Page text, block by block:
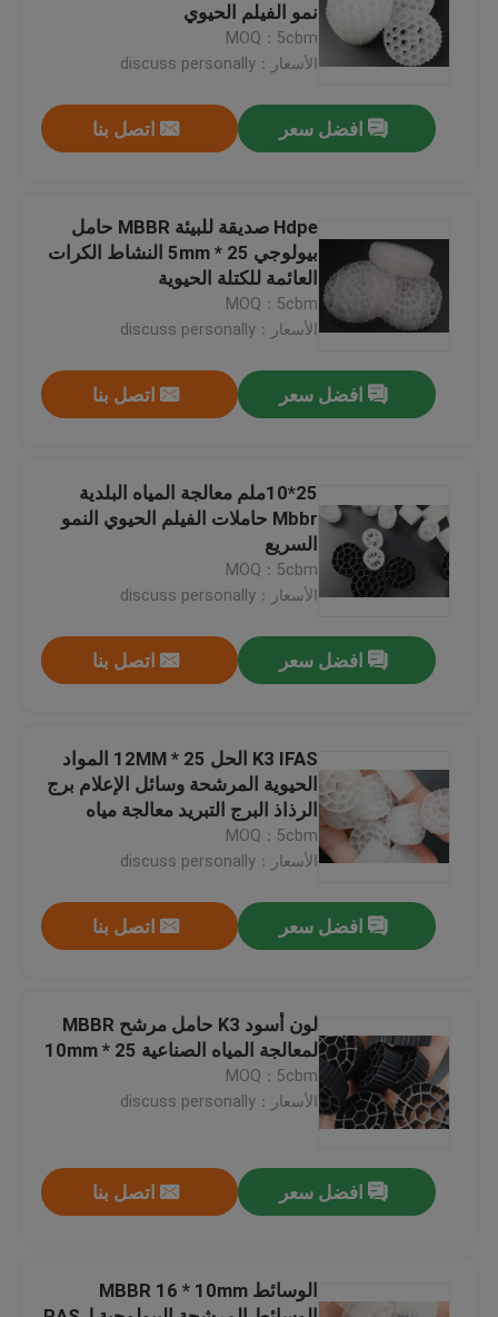
الصفحة الرئيسية
معلومات عنا
مراقبة الجودة
مدونة
اطلب اقتباس
MBBR بيو ميديا
نمو الفيلم الحيوي
MOQ：5cbm
الأسعار：discuss personally
افضل سعر اتصل بنا
Hdpe صديقة للبيئة MBBR حامل
بيولوجي 25 * 5mm النشاط الكرات
العائمة للكتلة الحيوية
MOQ：5cbm
الأسعار：discuss personally
افضل سعر اتصل بنا
25*10ملم معالجة المياه البلدية
Mbbr حاملات الفيلم الحيوي النمو
السريع
MOQ：5cbm
الأسعار：discuss personally
افضل سعر اتصل بنا
K3 IFAS الحل 25 * 12MM المواد
الحيوية المرشحة وسائل الإعلام برج
الرذاذ البرج التبريد معالجة مياه
الصرف الصحي
MOQ：5cbm
الأسعار：discuss personally
افضل سعر اتصل بنا
لون أسود K3 حامل مرشح MBBR
لمعالجة المياه الصناعية 25 * 10mm
MOQ：5cbm
الأسعار：discuss personally
افضل سعر اتصل بنا
الوسائط MBBR 16 * 10mm